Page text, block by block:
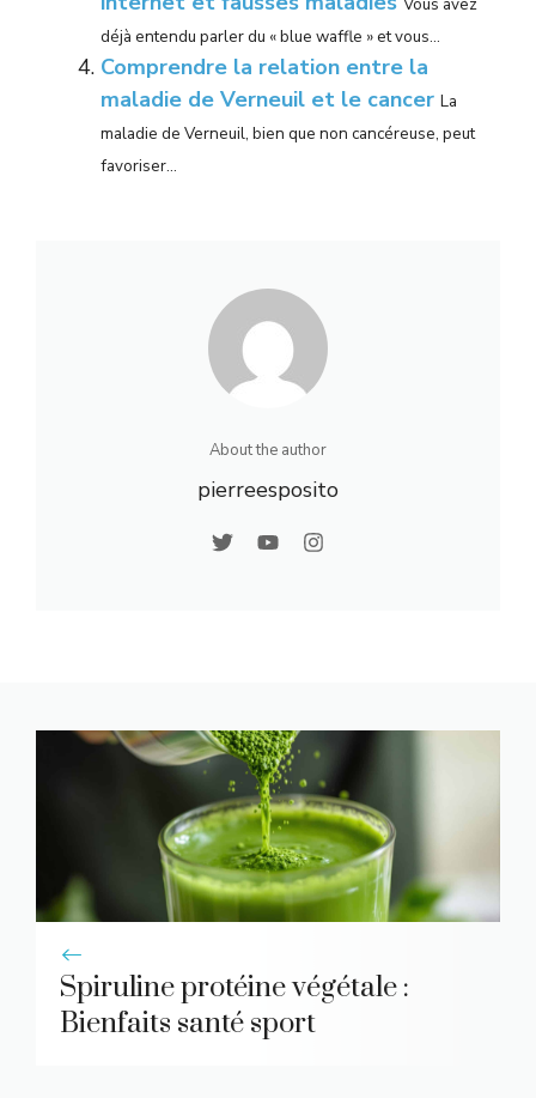
déjà entendu parler du « blue waffle » et vous...
Comprendre la relation entre la
maladie de Verneuil et le cancer La
maladie de Verneuil, bien que non cancéreuse, peut
favoriser...
About the author
pierreesposito
Spiruline protéine végétale :
Bienfaits santé sport